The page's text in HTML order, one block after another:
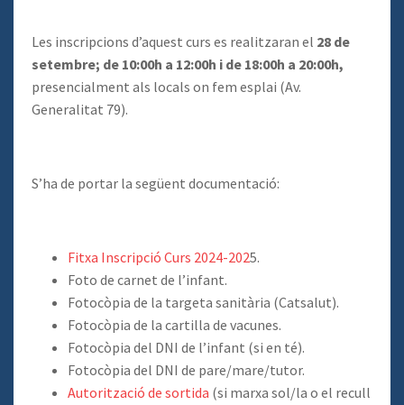
Les inscripcions d’aquest curs es realitzaran el 28 de
setembre; de 10:00h a 12:00h i de 18:00h a 20:00h,
presencialment als locals on fem esplai (Av.
Generalitat 79).
S’ha de portar la següent documentació:
Fitxa Inscripció Curs 2024-2025.
Foto de carnet de l’infant.
Fotocòpia de la targeta sanitària (Catsalut).
Fotocòpia de la cartilla de vacunes.
Fotocòpia del DNI de l’infant (si en té).
Fotocòpia del DNI de pare/mare/tutor.
Autorització de sortida (si marxa sol/la o el recull